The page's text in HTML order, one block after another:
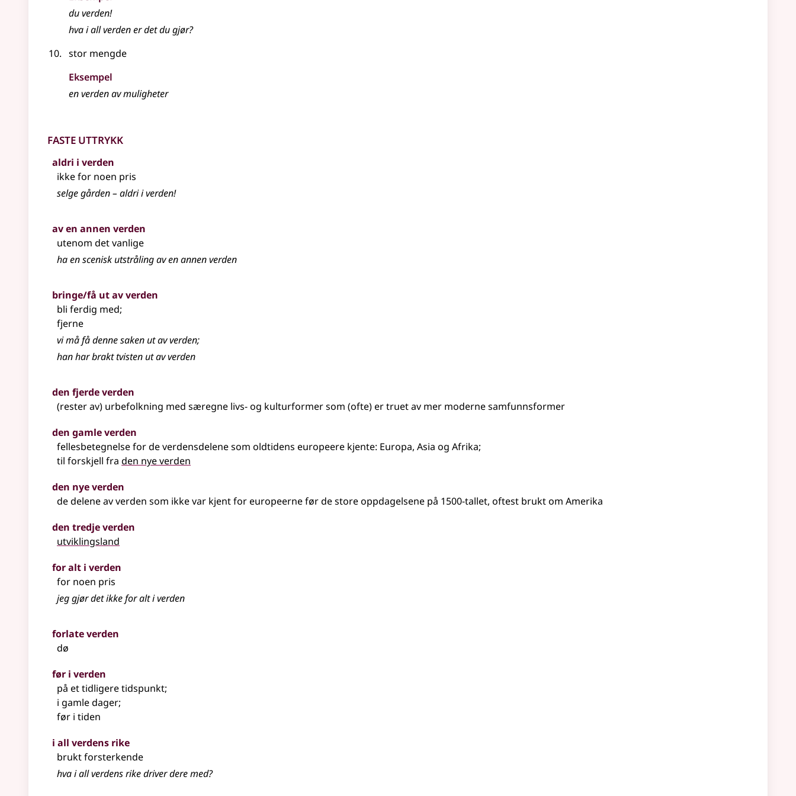
du verden!
hva i all verden er det du gjør?
stor mengde
Eksempel
en verden av muligheter
Faste uttrykk
aldri i verden
ikke for noen pris
selge gården – aldri i verden!
av en annen verden
utenom det vanlige
ha en scenisk utstråling av en annen verden
bringe/få ut av verden
bli ferdig med;
fjerne
vi må få denne saken ut av verden;
han har brakt tvisten ut av verden
den fjerde verden
(rester av) urbefolkning med særegne livs- og kulturformer som (ofte) er truet av mer moderne samfunnsformer
den gamle verden
fellesbetegnelse for de verdensdelene som oldtidens europeere kjente: Europa, Asia og Afrika;
til forskjell fra den nye verden
den nye verden
de delene av verden som ikke var kjent for europeerne før de store oppdagelsene på 1500-tallet, oftest brukt om Amerika
den tredje verden
utviklingsland
for alt i verden
for noen pris
jeg gjør det ikke for alt i verden
forlate verden
dø
før i verden
på et tidligere tidspunkt;
i gamle dager;
før i tiden
i all verdens rike
brukt forsterkende
hva i all verdens rike driver dere med?